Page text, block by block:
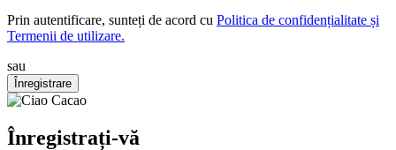
Prin autentificare, sunteți de acord cu Politica de confidențialitate și
Termenii de utilizare.
sau
Înregistrare
Înregistrați-vă